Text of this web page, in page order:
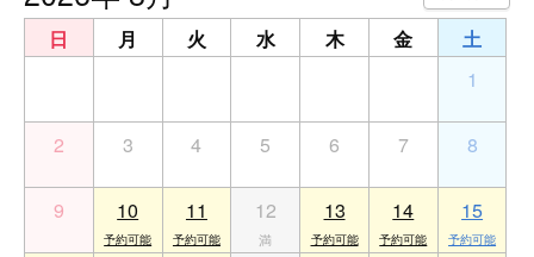
日 月 火 水 木 金
土
1
2 3 4 5 6 7 8
9 10 11 12 13 14 15